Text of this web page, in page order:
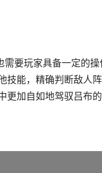
需要玩家具备一定的操
技能，精确判断敌人阵
更加自如地驾驭吕布